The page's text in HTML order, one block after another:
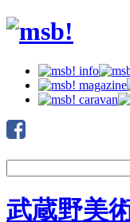
武蔵野美